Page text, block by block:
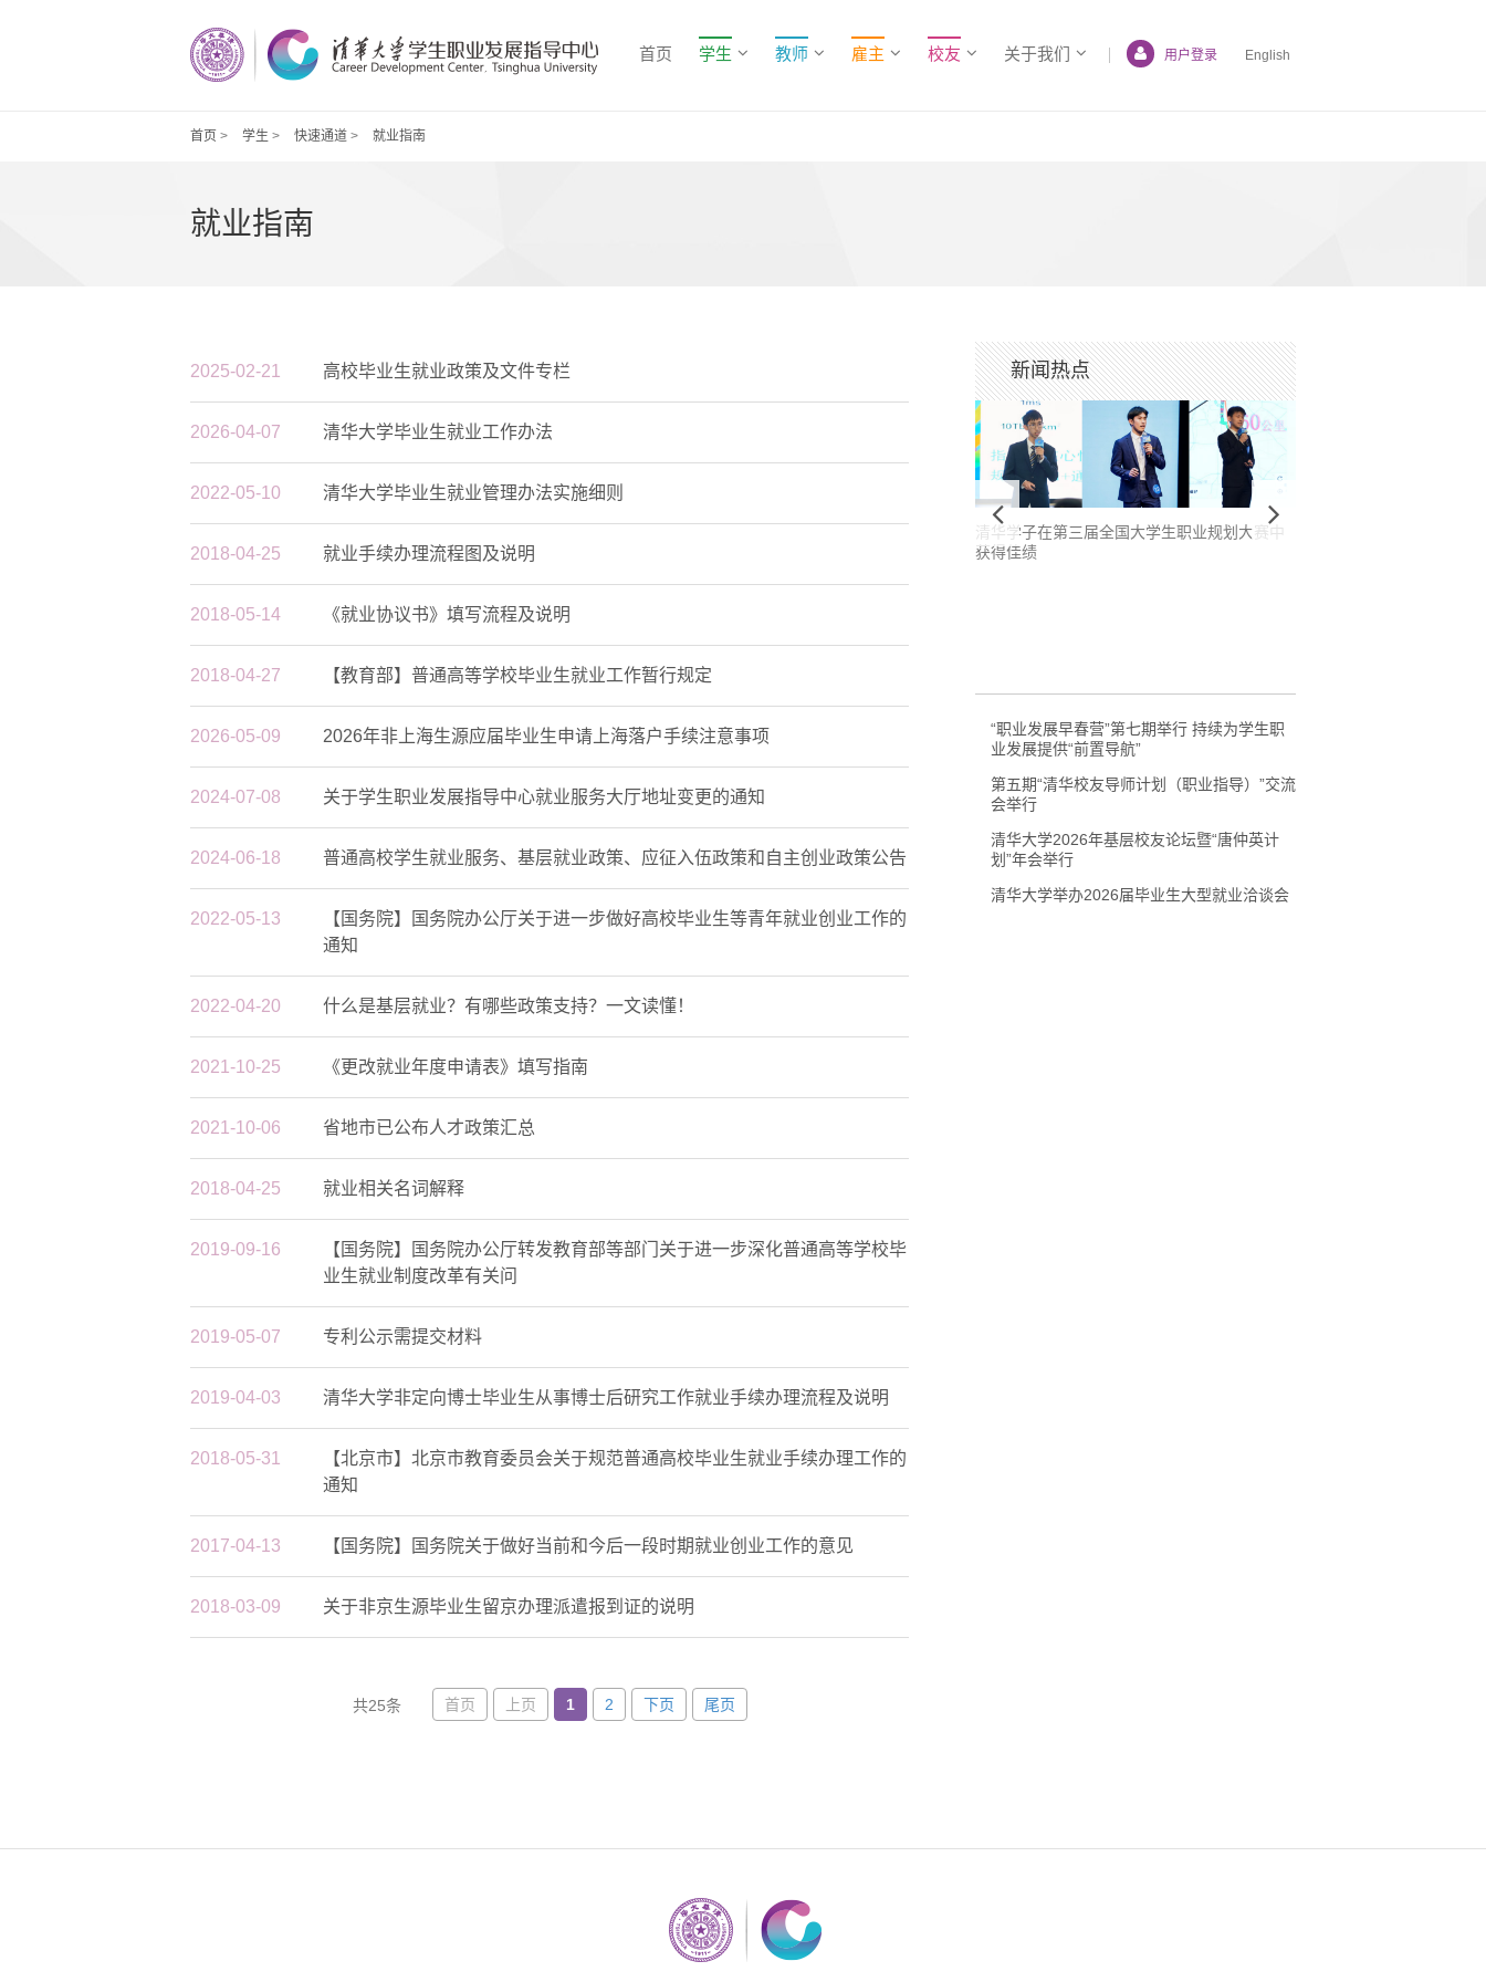
用户登录 English
首页 学生 教师 雇主 校友 关于我们
首页 > 学生 > 快速通道 > 就业指南
就业指南
2025-02-21 高校毕业生就业政策及文件专栏
2026-04-07 清华大学毕业生就业工作办法
2022-05-10 清华大学毕业生就业管理办法实施细则
2018-04-25 就业手续办理流程图及说明
2018-05-14 《就业协议书》填写流程及说明
2018-04-27 【教育部】普通高等学校毕业生就业工作暂行规定
2026-05-09 2026年非上海生源应届毕业生申请上海落户手续注意事项
2024-07-08 关于学生职业发展指导中心就业服务大厅地址变更的通知
2024-06-18 普通高校学生就业服务、基层就业政策、应征入伍政策和自主创业政策公告
2022-05-13
【国务院】国务院办公厅关于进一步做好高校毕业生等青年就业创业工作的
通知
2022-04-20 什么是基层就业？有哪些政策支持？一文读懂！
2021-10-25 《更改就业年度申请表》填写指南
2021-10-06 省地市已公布人才政策汇总
2018-04-25 就业相关名词解释
2019-09-16
【国务院】国务院办公厅转发教育部等部门关于进一步深化普通高等学校毕
业生就业制度改革有关问
2019-05-07 专利公示需提交材料
2019-04-03 清华大学非定向博士毕业生从事博士后研究工作就业手续办理流程及说明
2018-05-31
【北京市】北京市教育委员会关于规范普通高校毕业生就业手续办理工作的
通知
2017-04-13 【国务院】国务院关于做好当前和今后一段时期就业创业工作的意见
2018-03-09 关于非京生源毕业生留京办理派遣报到证的说明
共25条 首页 上页 1 2 下页 尾页
新闻热点
清华大学第21届职业生涯教练计划启动
学生职业发展指导中心为家庭经济困难学生发
清华学子在第三届全国大学生职业规划大赛中
“职业发展早春营”第七期举行 持续为学生职
业发展提供“前置导航”
第五期“清华校友导师计划（职业指导）”交流
会举行
清华大学2026年基层校友论坛暨“唐仲英计
划”年会举行
清华大学举办2026届毕业生大型就业洽谈会